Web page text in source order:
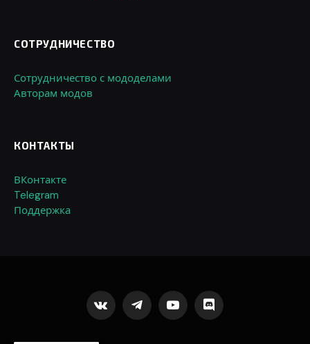
СОТРУДНИЧЕСТВО
Сотрудничество с мододелами
Авторам модов
КОНТАКТЫ
ВКонтакте
Telegram
Поддержка
VKontakteTelegramYouTubeDiscord